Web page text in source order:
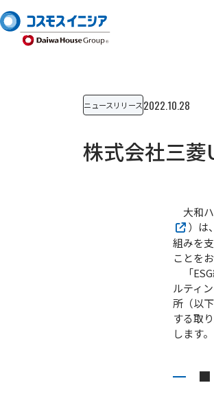
ニュースリリース2022.10.28
株式会社三菱
大和
）は
組みを
ことを
「
ルティ
所（以
する取
します
■